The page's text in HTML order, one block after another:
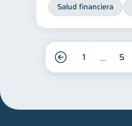
Salud financiera
1 5